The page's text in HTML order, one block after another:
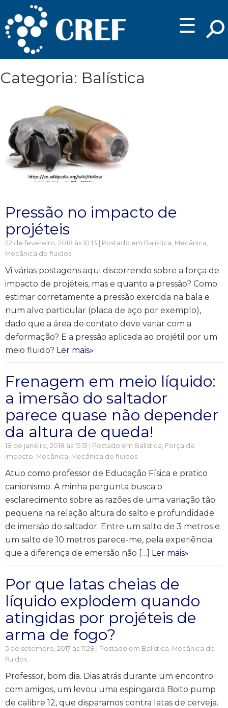
☰
Categoria: Balística
Pressão no impacto de
projéteis
22 de fevereiro, 2018 às 10:13 | Postado em Balística, Mecânica,
Mecânica de fluidos
Vi várias postagens aqui discorrendo sobre a força de
impacto de projéteis, mas e quanto a pressão? Como
estimar corretamente a pressão exercida na bala e
num alvo particular (placa de aço por exemplo),
dado que a área de contato deve variar com a
deformação? E a pressão aplicada ao projétil por um
meio fluido? Ler mais»
Frenagem em meio líquido:
a imersão do saltador
parece quase não depender
da altura de queda!
18 de janeiro, 2018 às 15:51 | Postado em Balística, Força de
impacto, Mecânica, Mecânica de fluidos
Atuo como professor de Educação Física e pratico
canionismo. A minha pergunta busca o
esclarecimento sobre as razões de uma variação tão
pequena na relação altura do salto e profundidade
de imersão do saltador. Entre um salto de 3 metros e
um salto de 10 metros parece-me, pela experiência
que a diferença de emersão não […] Ler mais»
Por que latas cheias de
líquido explodem quando
atingidas por projéteis de
arma de fogo?
5 de setembro, 2017 às 11:28 | Postado em Balística, Mecânica de
fluidos
Professor, bom dia. Dias atrás durante um encontro
com amigos, um levou uma espingarda Boito pump
de calibre 12, que disparamos contra latas de cerveja.